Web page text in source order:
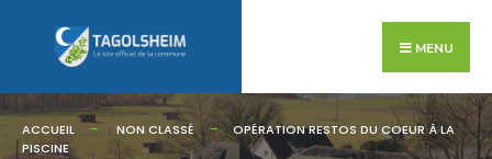
MENU
ACCUEIL NON CLASSÉ
OPÉRATION RESTOS DU COEUR À LA
PISCINE
for: